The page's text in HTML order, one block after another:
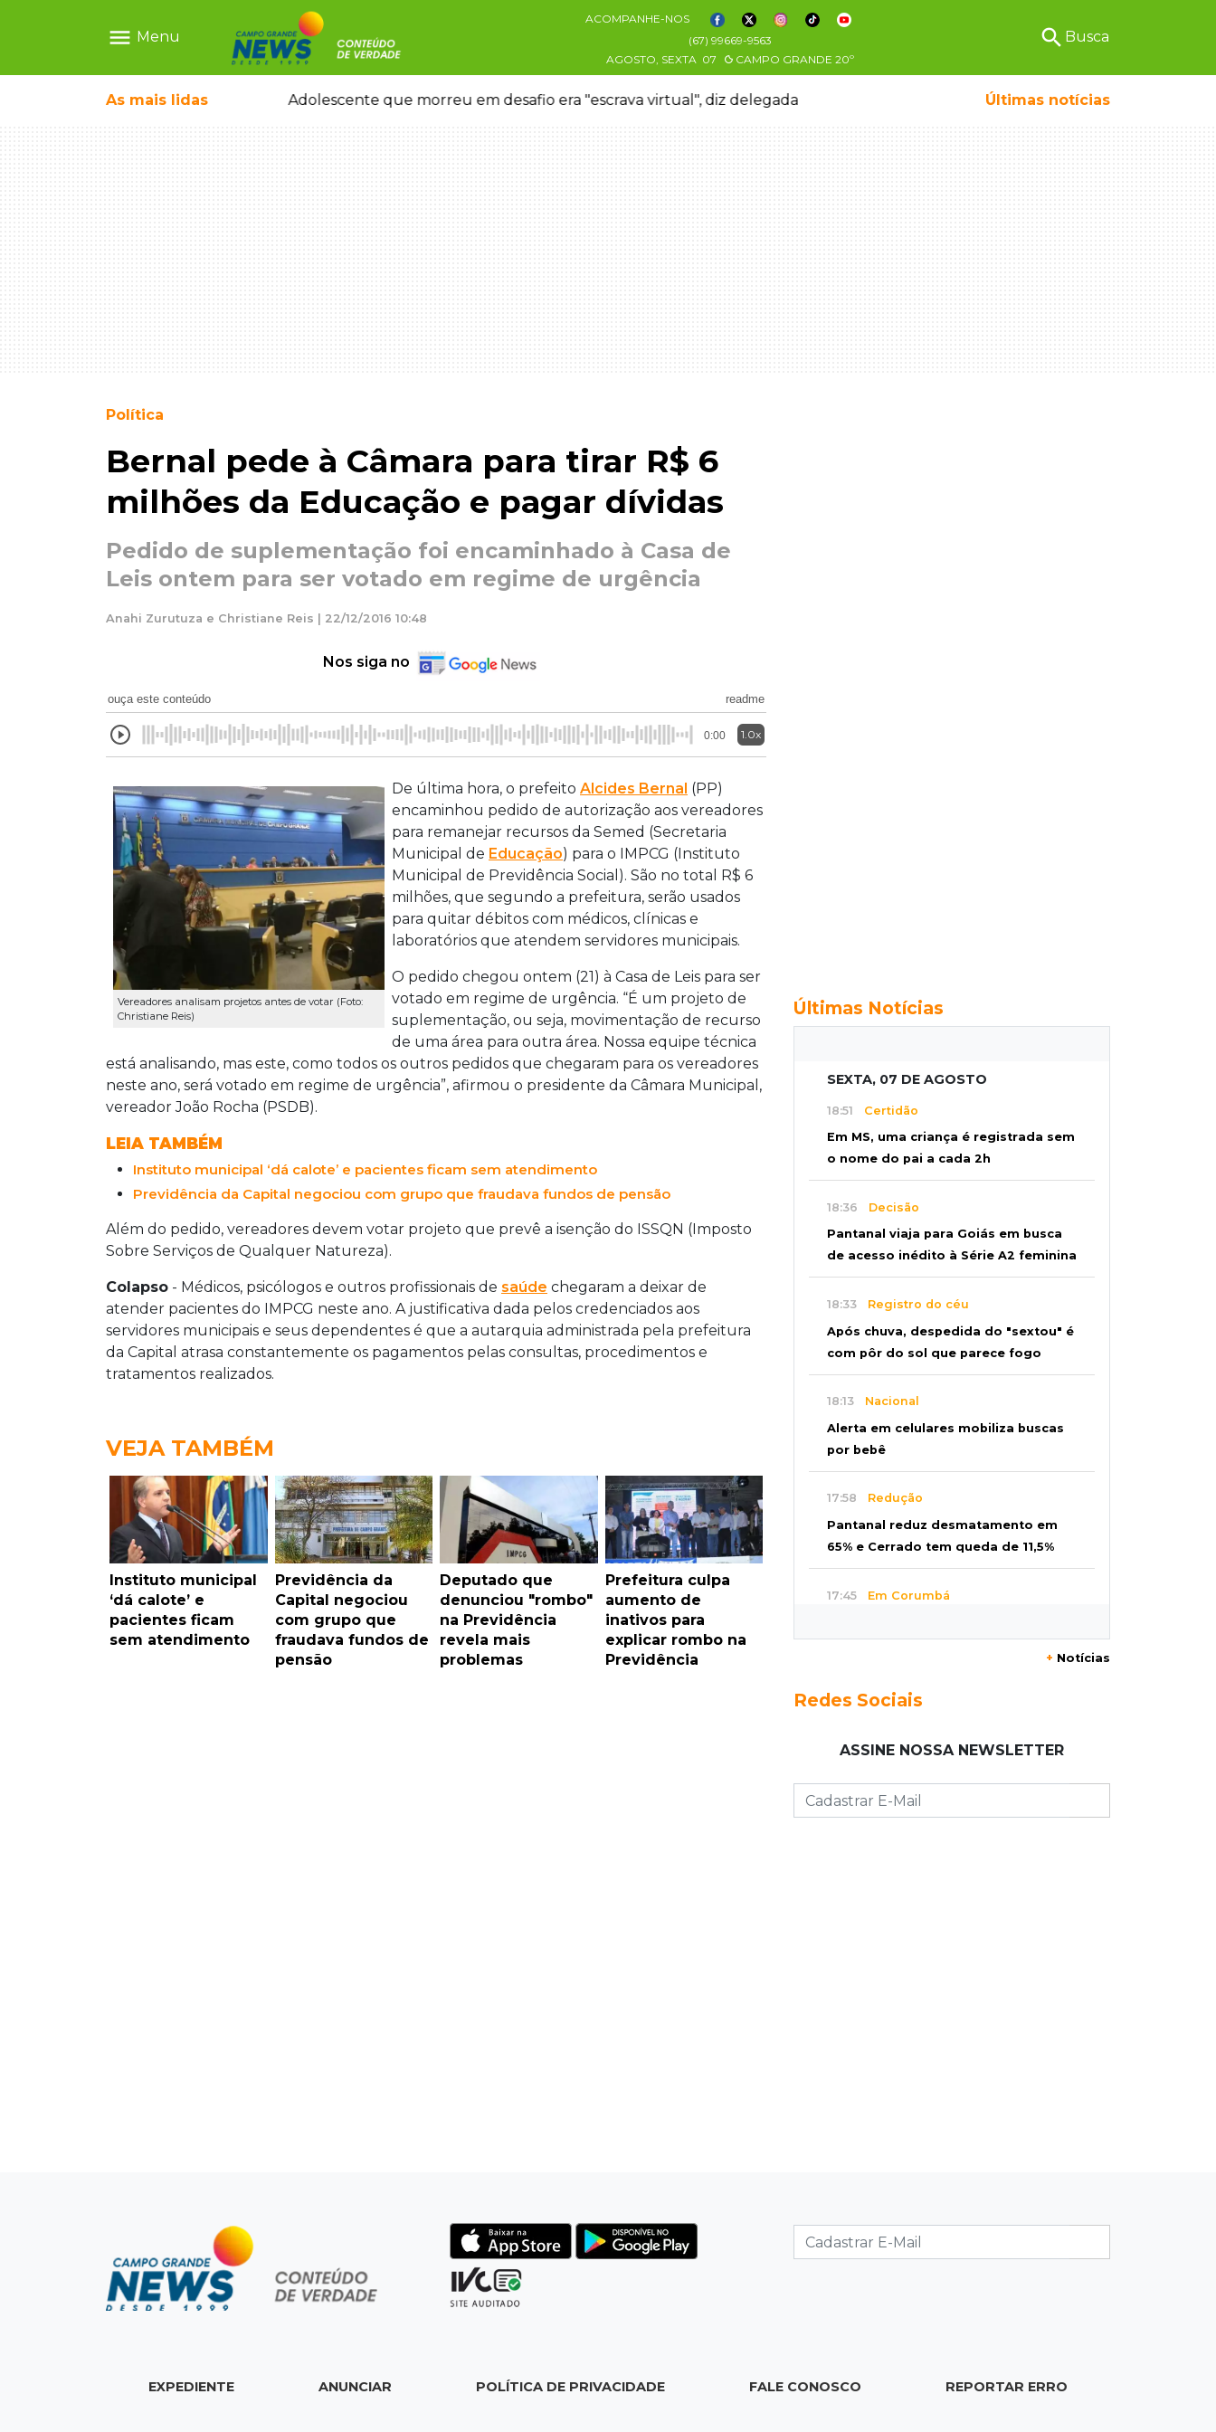
menu Menu
ACOMPANHE-NOS
(67) 99669-9563
AGOSTO, SEXTA 07 CAMPO GRANDE 20º
search Busca
As mais lidas
ganhar dia oficial em MS Adolescente que morreu em desafio era "escrava virtual", diz delegada Últimas notícias
Política
Bernal pede à Câmara para tirar R$ 6
milhões da Educação e pagar dívidas
Pedido de suplementação foi encaminhado à Casa de
Leis ontem para ser votado em regime de urgência
Anahi Zurutuza e Christiane Reis | 22/12/2016 10:48
Nos siga no
ouça este conteúdo readme
0:00 1.0x
Vereadores analisam projetos antes de votar (Foto:
Christiane Reis)
De última hora, o prefeito Alcides Bernal (PP)
encaminhou pedido de autorização aos vereadores
para remanejar recursos da Semed (Secretaria
Municipal de Educação) para o IMPCG (Instituto
Municipal de Previdência Social). São no total R$ 6
milhões, que segundo a prefeitura, serão usados
para quitar débitos com médicos, clínicas e
laboratórios que atendem servidores municipais.
O pedido chegou ontem (21) à Casa de Leis para ser
votado em regime de urgência. “É um projeto de
suplementação, ou seja, movimentação de recurso
de uma área para outra área. Nossa equipe técnica
está analisando, mas este, como todos os outros pedidos que chegaram para os vereadores
neste ano, será votado em regime de urgência”, afirmou o presidente da Câmara Municipal,
vereador João Rocha (PSDB).
LEIA TAMBÉM
Instituto municipal ‘dá calote’ e pacientes ficam sem atendimento
Previdência da Capital negociou com grupo que fraudava fundos de pensão
Além do pedido, vereadores devem votar projeto que prevê a isenção do ISSQN (Imposto
Sobre Serviços de Qualquer Natureza).
Colapso - Médicos, psicólogos e outros profissionais de saúde chegaram a deixar de
atender pacientes do IMPCG neste ano. A justificativa dada pelos credenciados aos
servidores municipais e seus dependentes é que a autarquia administrada pela prefeitura
da Capital atrasa constantemente os pagamentos pelas consultas, procedimentos e
tratamentos realizados.
VEJA TAMBÉM
Instituto municipal
‘dá calote’ e
pacientes ficam
sem atendimento
Previdência da
Capital negociou
com grupo que
fraudava fundos de
pensão
Deputado que
denunciou "rombo"
na Previdência
revela mais
problemas
Prefeitura culpa
aumento de
inativos para
explicar rombo na
Previdência
Últimas Notícias
SEXTA, 07 DE AGOSTO
18:51 Certidão
Em MS, uma criança é registrada sem
o nome do pai a cada 2h
18:36 Decisão
Pantanal viaja para Goiás em busca
de acesso inédito à Série A2 feminina
18:33 Registro do céu
Após chuva, despedida do "sextou" é
com pôr do sol que parece fogo
18:13 Nacional
Alerta em celulares mobiliza buscas
por bebê
17:58 Redução
Pantanal reduz desmatamento em
65% e Cerrado tem queda de 11,5%
17:45 Em Corumbá
durante banho de sol e leva socos de
loja do pai
17:00Vila Sobrinho
Pet shop é recorrente na venda de
+ Notícias
Redes Sociais
ASSINE NOSSA NEWSLETTER
EXPEDIENTE ANUNCIAR POLÍTICA DE PRIVACIDADE FALE CONOSCO REPORTAR ERRO